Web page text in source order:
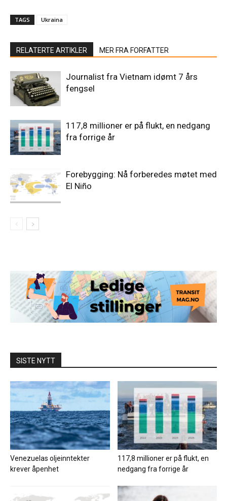
TAGS Ukraina
RELATERTE ARTIKLER MER FRA FORFATTER
Journalist fra Vietnam idømt 7 års
fengsel
117,8 millioner er på flukt, en nedgang
fra forrige år
Forebygging: Nå forberedes møtet med
El Niño
SISTE NYTT
Venezuelas oljeinntekter
krever åpenhet
117,8 millioner er på flukt, en
nedgang fra forrige år